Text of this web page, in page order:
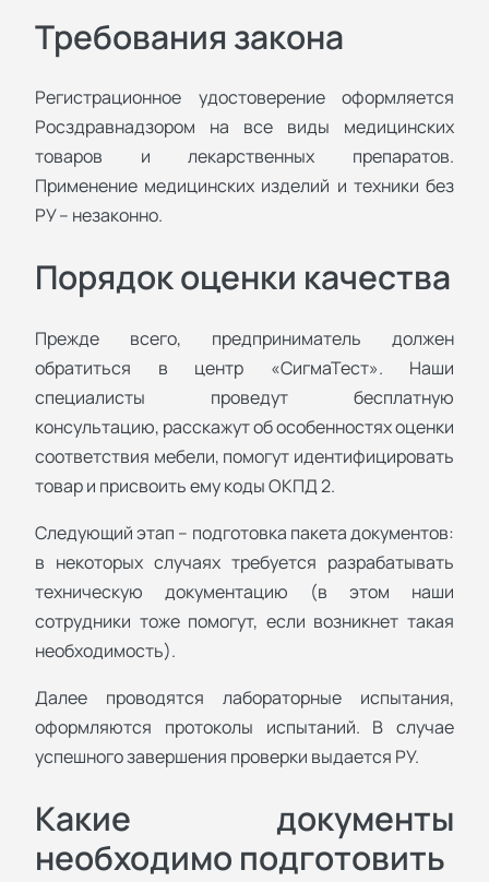
Требования закона
Регистрационное удостоверение оформляется
Росздравнадзором на все виды медицинских
товаров и лекарственных препаратов.
Применение медицинских изделий и техники без
РУ – незаконно.
Порядок оценки качества
Прежде всего, предприниматель должен
обратиться в центр «СигмаТест». Наши
специалисты проведут бесплатную
консультацию, расскажут об особенностях оценки
соответствия мебели, помогут идентифицировать
товар и присвоить ему коды ОКПД 2.
Следующий этап – подготовка пакета документов:
в некоторых случаях требуется разрабатывать
техническую документацию (в этом наши
сотрудники тоже помогут, если возникнет такая
необходимость).
Далее проводятся лабораторные испытания,
оформляются протоколы испытаний. В случае
успешного завершения проверки выдается РУ.
Какие документы
необходимо подготовить